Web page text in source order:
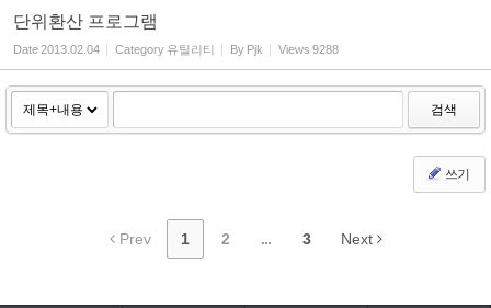
단위환산 프로그램
Date2013.02.04 Category 유틸리티 By Pjk Views 9288
검색
쓰기
Prev 1 2 ... 3 Next